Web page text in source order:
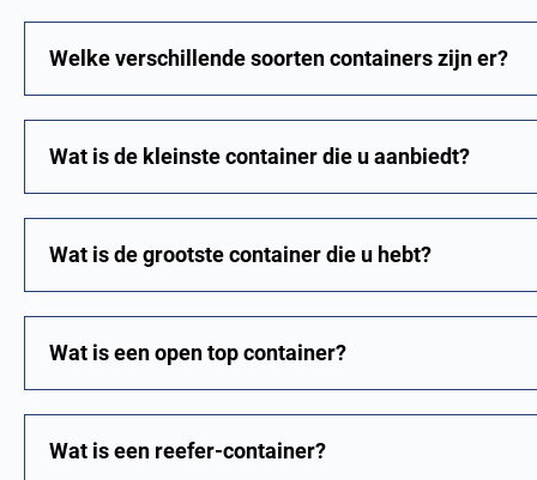
Welke verschillende soorten containers zijn er?
Wat is de kleinste container die u aanbiedt?
Wat is de grootste container die u hebt?
Wat is een open top container?
Wat is een reefer-container?